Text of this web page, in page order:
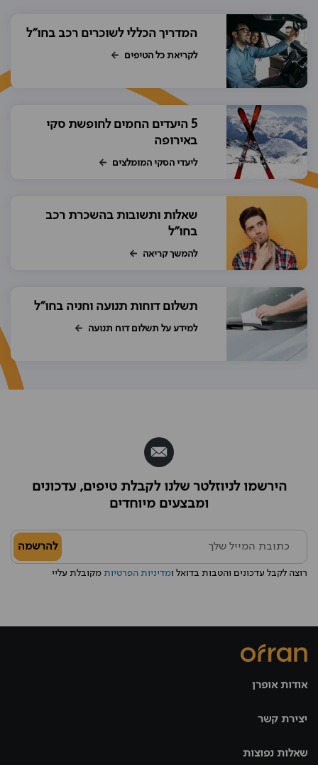
המדריך הכללי לשוכרים רכב בחו"ל
לקריאת כל הטיפים
5 היעדים החמים לחופשת סקי
באירופה
ליעדי הסקי המומלצים
שאלות ותשובות בהשכרת רכב
בחו"ל
להמשך קריאה
תשלום דוחות תנועה וחניה בחו"ל
למידע על תשלום דוח תנועה
הירשמו לניוזלטר שלנו לקבלת טיפים, עדכונים
ומבצעים מיוחדים
רוצה לקבל עדכונים והטבות בדואל ומדיניות הפרטיות מקובלת עליי
להרשמה
אודות אופרן
יצירת קשר
שאלות נפוצות